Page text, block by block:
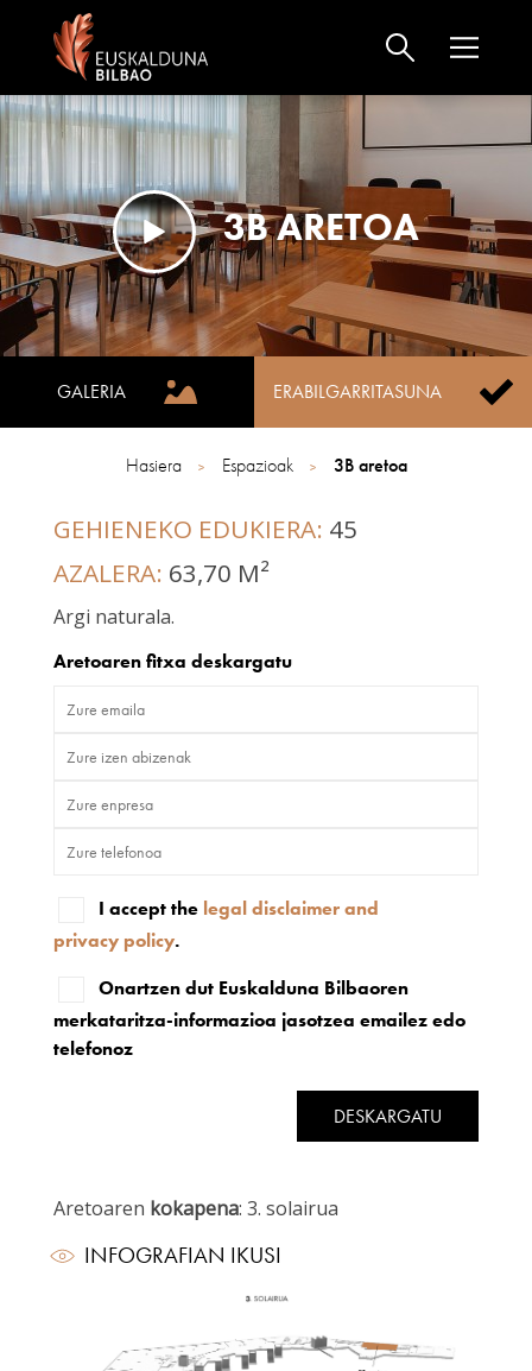
3B ARETOA
GALERIA ERABILGARRITASUNA
Hasiera Espazioak 3B aretoa
GEHIENEKO EDUKIERA: 45
AZALERA: 63,70 M²
Argi naturala.
Aretoaren fitxa deskargatu
I accept the legal disclaimer and
privacy policy.
Onartzen dut Euskalduna Bilbaoren
merkataritza-informazioa jasotzea emailez edo
telefonoz
DESKARGATU
Aretoaren kokapena: 3. solairua
INFOGRAFIAN IKUSI